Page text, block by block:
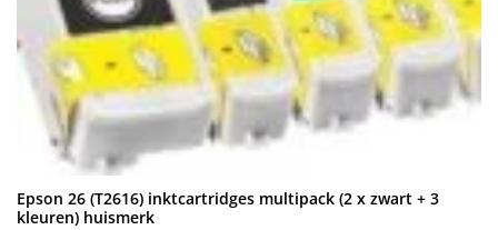
Epson 26 (T2616) inktcartridges multipack (2 x zwart + 3
kleuren) huismerk